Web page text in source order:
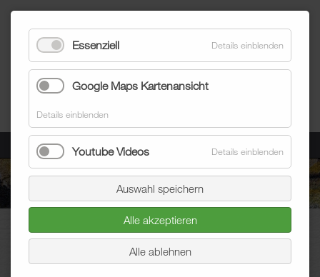
Menü
Aktuelles Blogeintrag
Essenziell Details einblenden
Google Maps Kartenansicht
Details einblenden
Youtube Videos Details einblenden
Auswahl speichern
Alle akzeptieren
Alle ablehnen